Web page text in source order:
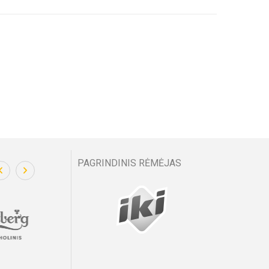
PAGRINDINIS RĖMĖJAS